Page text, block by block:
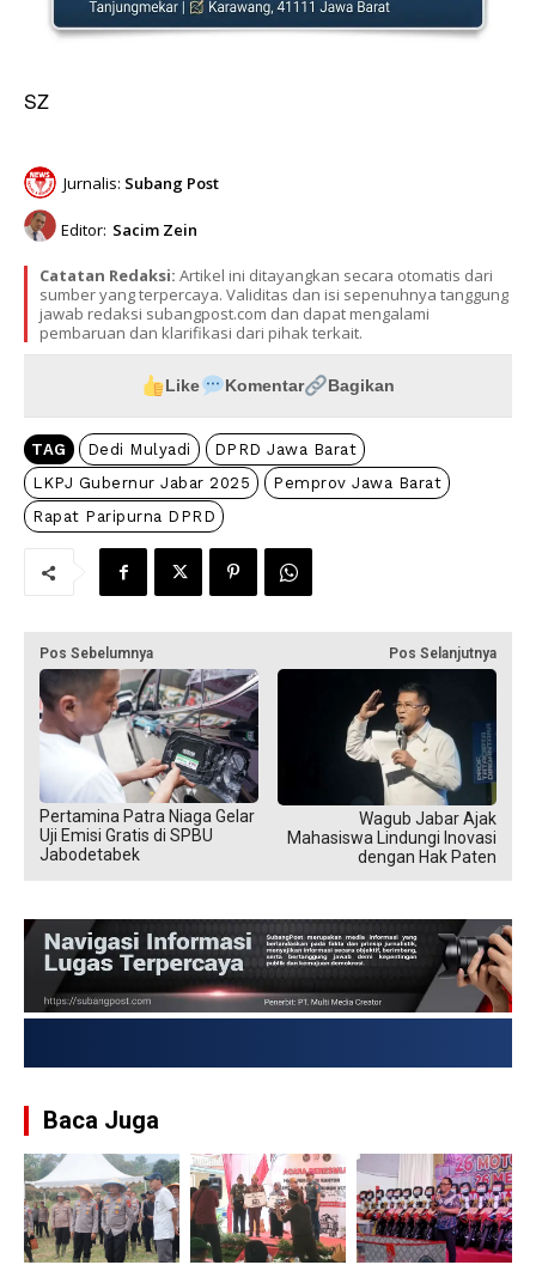
SZ
Jurnalis: Subang Post
Editor: Sacim Zein
Catatan Redaksi: Artikel ini ditayangkan secara otomatis dari
sumber yang terpercaya. Validitas dan isi sepenuhnya tanggung
jawab redaksi subangpost.com dan dapat mengalami
pembaruan dan klarifikasi dari pihak terkait.
Like Komentar Bagikan
TAG Dedi Mulyadi
DPRD Jawa Barat
LKPJ Gubernur Jabar 2025
Pemprov Jawa Barat
Rapat Paripurna DPRD
Pos Sebelumnya
Pertamina Patra Niaga Gelar
Uji Emisi Gratis di SPBU
Jabodetabek
Pos Selanjutnya
Wagub Jabar Ajak
Mahasiswa Lindungi Inovasi
dengan Hak Paten
Baca Juga